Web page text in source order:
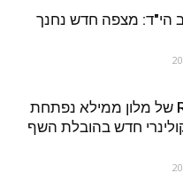
הי"ד: מצפה חדש נחנך
מסעדת ה-RoofTop של מלון ממילא נפתחת
חדש בהובלת השף